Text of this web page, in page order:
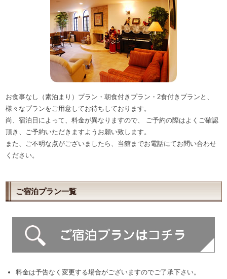
お食事なし（素泊まり）プラン・朝食付きプラン・2食付きプランと、
様々なプランをご用意してお待ちしております。
尚、宿泊日によって、料金が異なりますので、 ご予約の際はよくご確認
頂き、ご予約いただきますようお願い致します。
また、ご不明な点がございましたら、当館までお電話にてお問い合わせ
ください。
ご宿泊プラン一覧
料金は予告なく変更する場合がございますのでご了承下さい。